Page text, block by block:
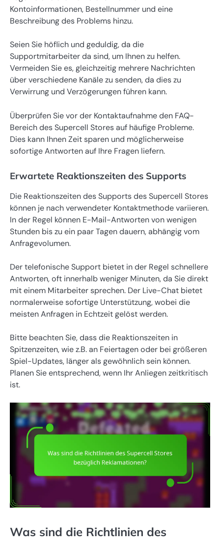
Kontoinformationen, Bestellnummer und eine
Beschreibung des Problems hinzu.
Seien Sie höflich und geduldig, da die
Supportmitarbeiter da sind, um Ihnen zu helfen.
Vermeiden Sie es, gleichzeitig mehrere Nachrichten
über verschiedene Kanäle zu senden, da dies zu
Verwirrung und Verzögerungen führen kann.
Überprüfen Sie vor der Kontaktaufnahme den FAQ-
Bereich des Supercell Stores auf häufige Probleme.
Dies kann Ihnen Zeit sparen und möglicherweise
sofortige Antworten auf Ihre Fragen liefern.
Erwartete Reaktionszeiten des Supports
Die Reaktionszeiten des Supports des Supercell Stores
können je nach verwendeter Kontaktmethode variieren.
In der Regel können E-Mail-Antworten von wenigen
Stunden bis zu ein paar Tagen dauern, abhängig vom
Anfragevolumen.
Der telefonische Support bietet in der Regel schnellere
Antworten, oft innerhalb weniger Minuten, da Sie direkt
mit einem Mitarbeiter sprechen. Der Live-Chat bietet
normalerweise sofortige Unterstützung, wobei die
meisten Anfragen in Echtzeit gelöst werden.
Bitte beachten Sie, dass die Reaktionszeiten in
Spitzenzeiten, wie z.B. an Feiertagen oder bei größeren
Spiel-Updates, länger als gewöhnlich sein können.
Planen Sie entsprechend, wenn Ihr Anliegen zeitkritisch
ist.
Was sind die Richtlinien des